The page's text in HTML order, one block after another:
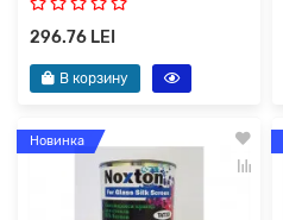
296.76 LEI
В корзину
Новинка